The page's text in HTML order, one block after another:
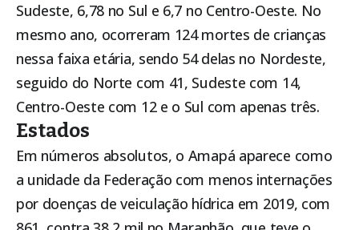
Sudeste, 6,78 no Sul e 6,7 no Centro-Oeste. No
mesmo ano, ocorreram 124 mortes de crianças
nessa faixa etária, sendo 54 delas no Nordeste,
seguido do Norte com 41, Sudeste com 14,
Centro-Oeste com 12 e o Sul com apenas três.
Estados
Em números absolutos, o Amapá aparece como
a unidade da Federação com menos internações
por doenças de veiculação hídrica em 2019, com